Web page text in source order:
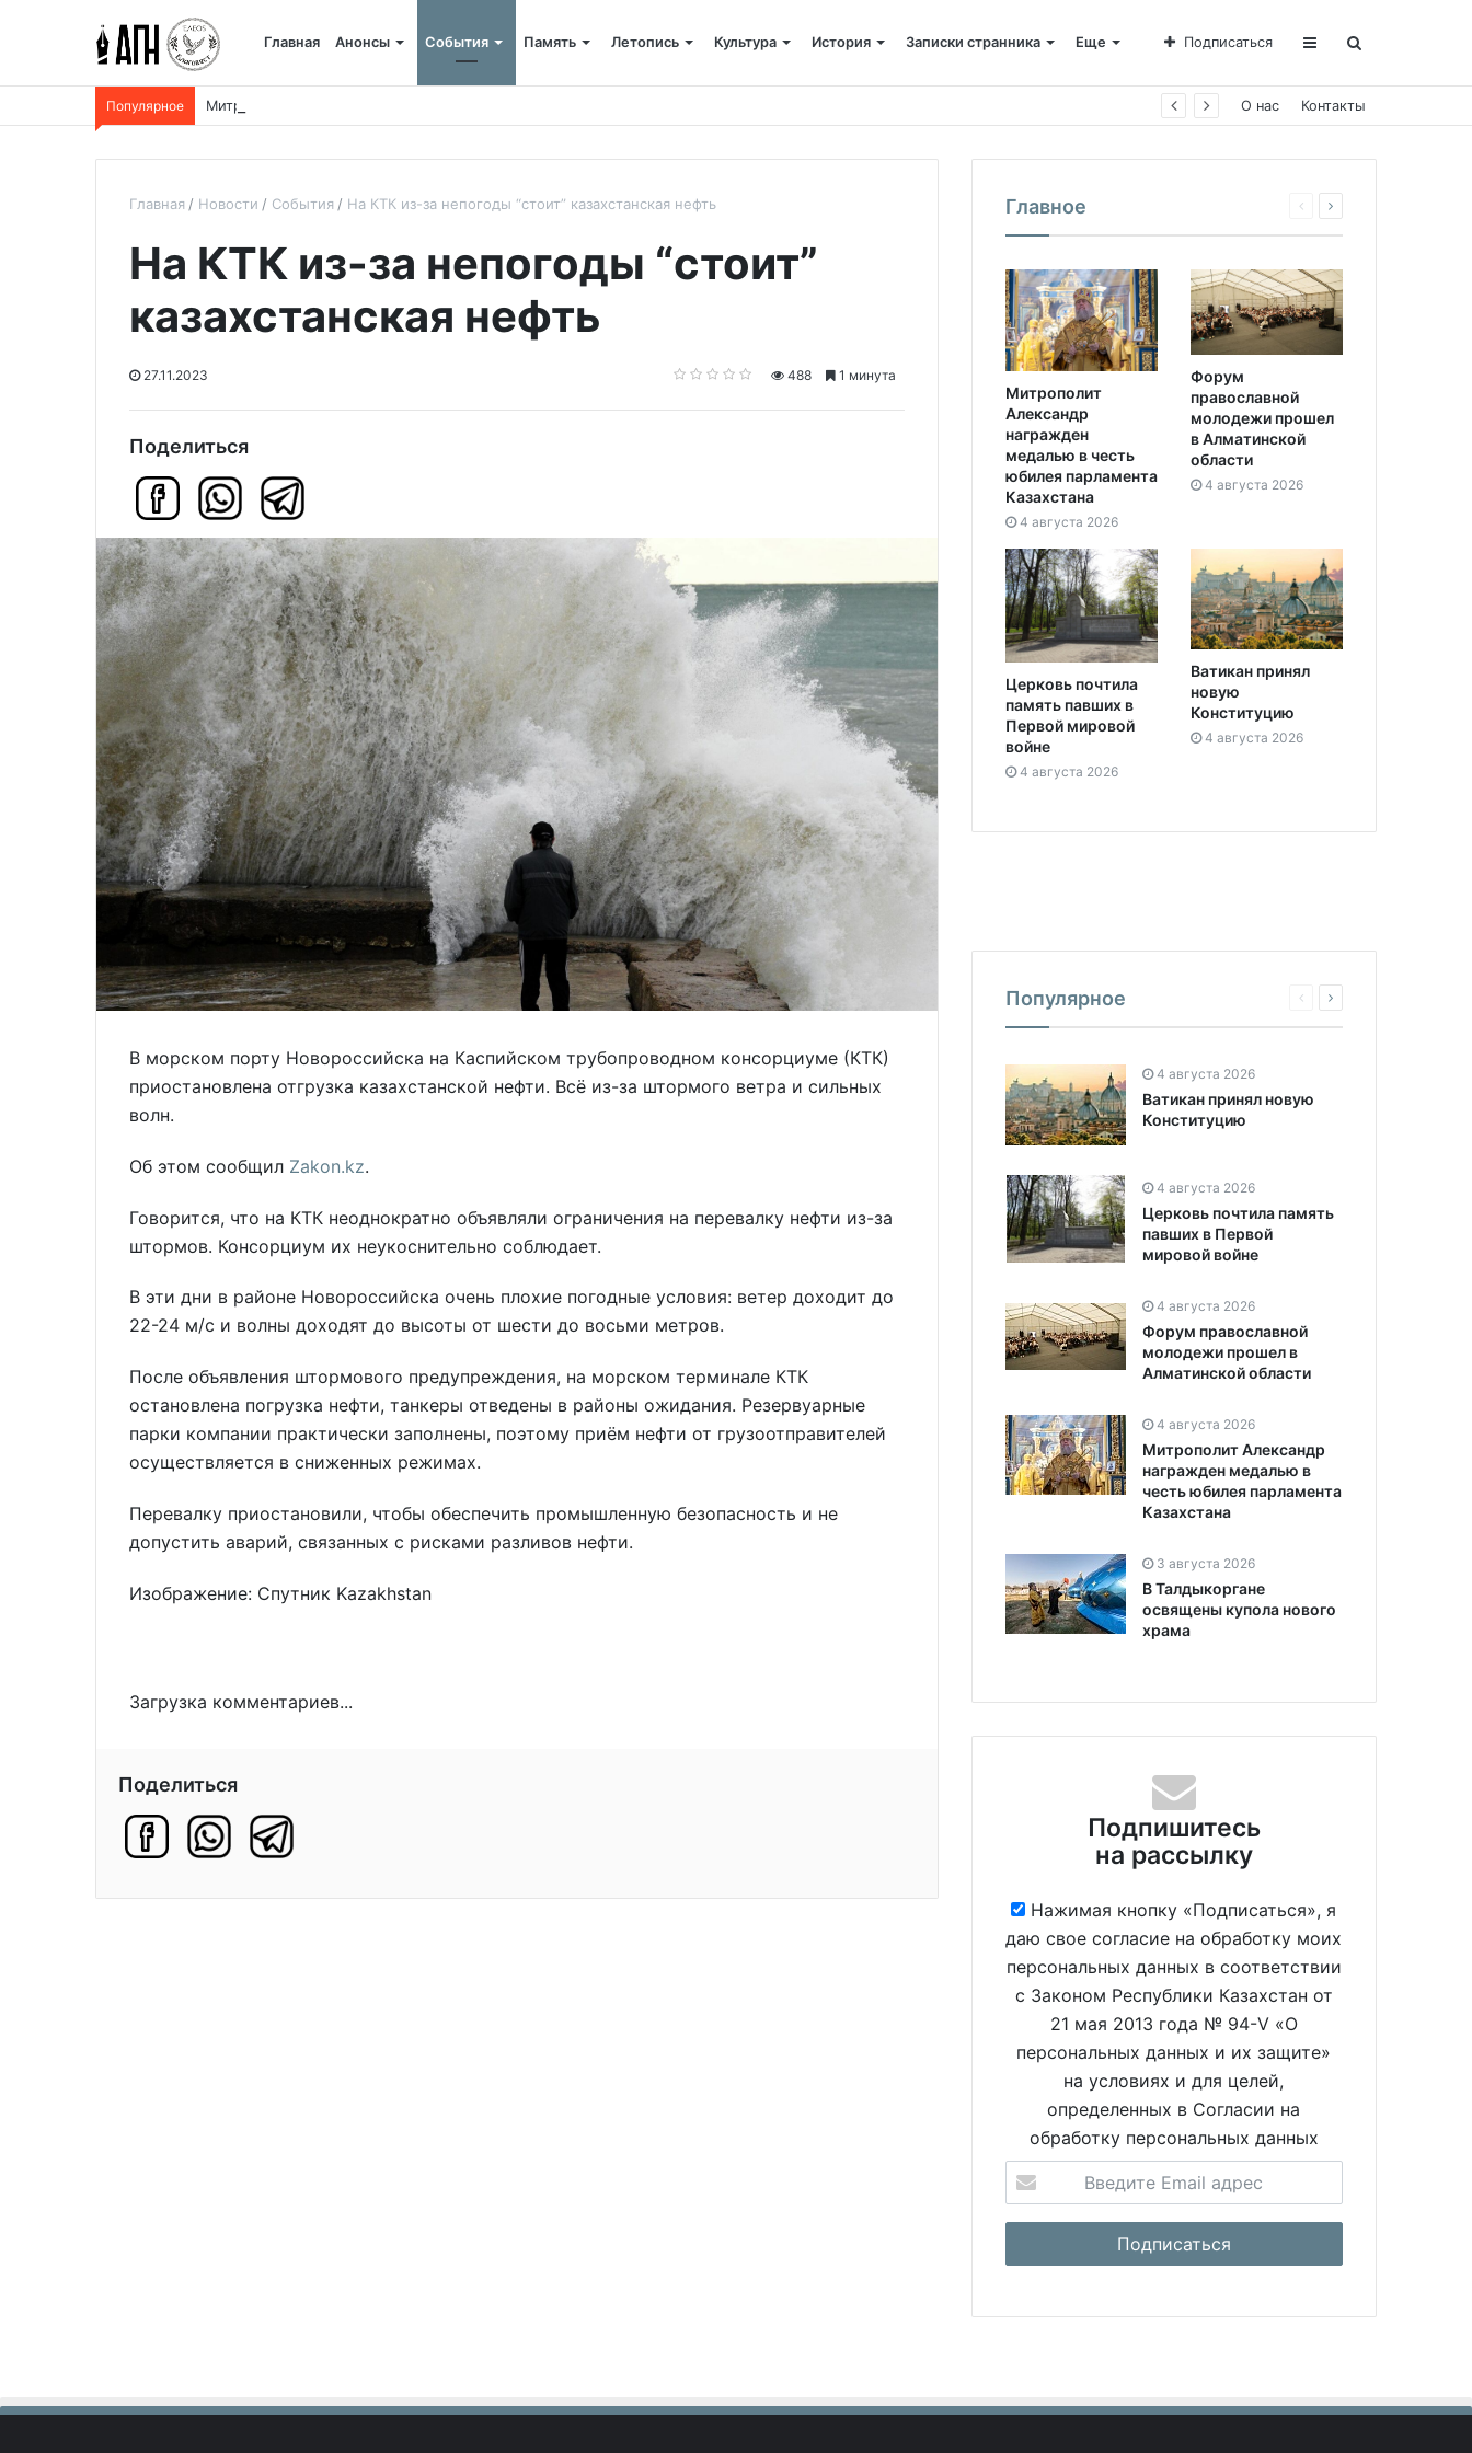
Главная Анонсы События Память Летопись Культура История Записки странника Еще Подписаться
Популярное Митрополит Александр награжден медалью в честь юбилея парламента Казахстана О нас Контакты
Главная Новости События На КТК из-за непогоды “стоит” казахстанская нефть
На КТК из-за непогоды “стоит”
казахстанская нефть
27.11.2023 488 1 минута
Поделиться
В морском порту Новороссийска на Каспийском трубопроводном консорциуме (КТК)
приостановлена отгрузка казахстанской нефти. Всё из-за штормого ветра и сильных
волн.
Об этом сообщил Zakon.kz.
Говорится, что на КТК неоднократно объявляли ограничения на перевалку нефти из-за
штормов. Консорциум их неукоснительно соблюдает.
В эти дни в районе Новороссийска очень плохие погодные условия: ветер доходит до
22-24 м/с и волны доходят до высоты от шести до восьми метров.
После объявления штормового предупреждения, на морском терминале КТК
остановлена погрузка нефти, танкеры отведены в районы ожидания. Резервуарные
парки компании практически заполнены, поэтому приём нефти от грузоотправителей
осуществляется в сниженных режимах.
Перевалку приостановили, чтобы обеспечить промышленную безопасность и не
допустить аварий, связанных с рисками разливов нефти.
Изображение: Спутник Kazakhstan
Загрузка комментариев...
Поделиться
Главное
Митрополит
Александр
награжден
медалью в честь
юбилея парламента
Казахстана
4 августа 2026
Форум
православной
молодежи прошел
в Алматинской
области
4 августа 2026
Церковь почтила
память павших в
Первой мировой
войне
4 августа 2026
Ватикан принял
новую
Конституцию
4 августа 2026
Популярное
4 августа 2026
Ватикан принял новую
Конституцию
4 августа 2026
Церковь почтила память
павших в Первой
мировой войне
4 августа 2026
Форум православной
молодежи прошел в
Алматинской области
4 августа 2026
Митрополит Александр
награжден медалью в
честь юбилея парламента
Казахстана
3 августа 2026
В Талдыкоргане
освящены купола нового
храма
Подпишитесь
на рассылку
Нажимая кнопку «Подписаться», я
даю свое согласие на обработку моих
персональных данных в соответствии
с Законом Республики Казахстан от
21 мая 2013 года № 94-V «О
персональных данных и их защите»
на условиях и для целей,
определенных в Согласии на
обработку персональных данных